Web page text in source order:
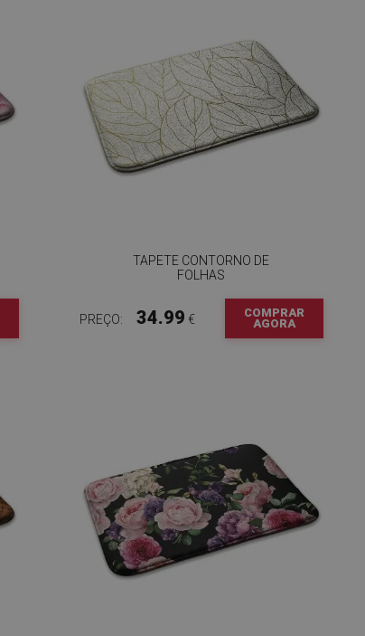
TAPETE CONTORNO DE
FOLHAS
PREÇO: 34.99 €
COMPRAR
AGORA